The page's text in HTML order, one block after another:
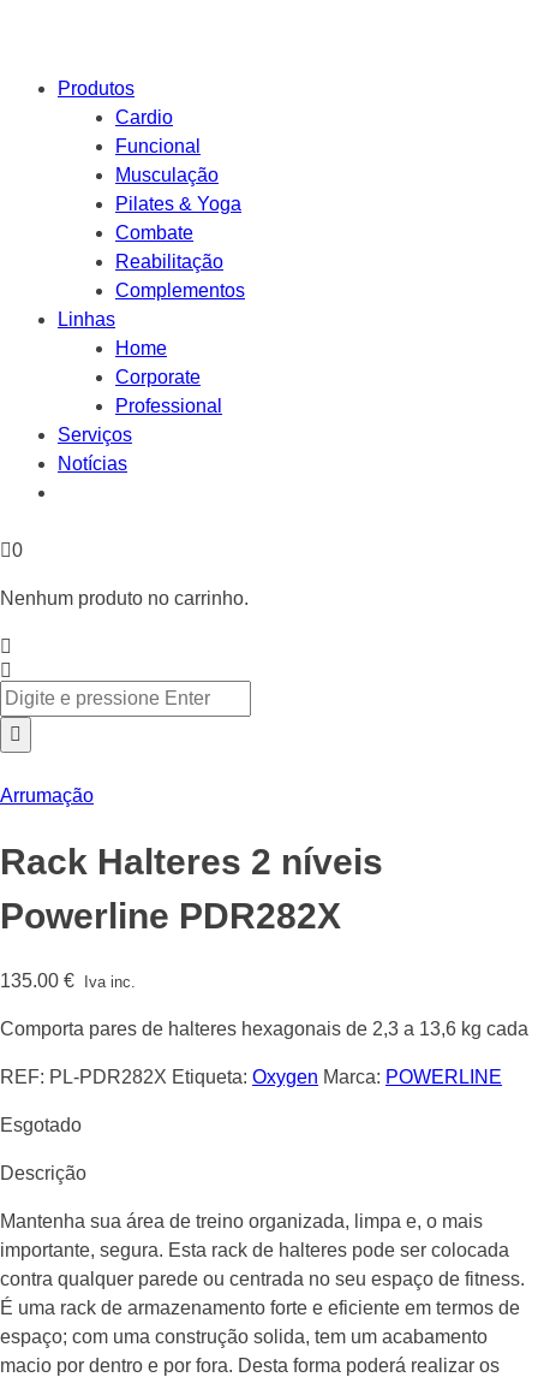
Produtos
Cardio
Funcional
Musculação
Pilates & Yoga
Combate
Reabilitação
Complementos
Linhas
Home
Corporate
Professional
Serviços
Notícias
0
Nenhum produto no carrinho.
Arrumação
Rack Halteres 2 níveis
Powerline PDR282X
135.00 € Iva inc.
Comporta pares de halteres hexagonais de 2,3 a 13,6 kg cada
REF: PL-PDR282X Etiqueta: Oxygen Marca: POWERLINE
Esgotado
Descrição
Mantenha sua área de treino organizada, limpa e, o mais
importante, segura. Esta rack de halteres pode ser colocada
contra qualquer parede ou centrada no seu espaço de fitness.
É uma rack de armazenamento forte e eficiente em termos de
espaço; com uma construção solida, tem um acabamento
macio por dentro e por fora. Desta forma poderá realizar os